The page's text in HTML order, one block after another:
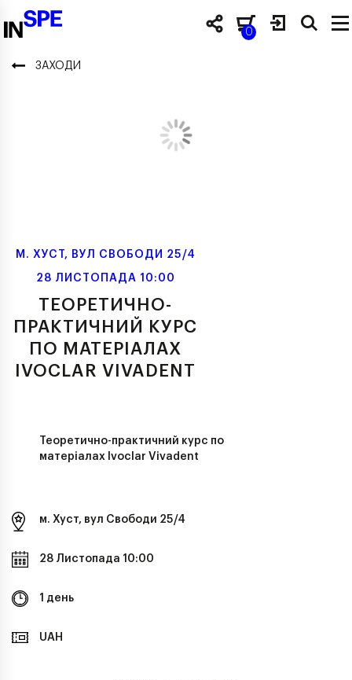
0
ЗАХОДИ
М. ХУСТ, ВУЛ СВОБОДИ 25/4
28 ЛИСТОПАДА 10:00
ТЕОРЕТИЧНО-
ПРАКТИЧНИЙ КУРС
ПО МАТЕРІАЛАХ
IVOCLAR VIVADENT
Теоретично-практичний курс по
матеріалах Ivoclar Vivadent
м. Хуст, вул Свободи 25/4
28 Листопада 10:00
1 день
UAH